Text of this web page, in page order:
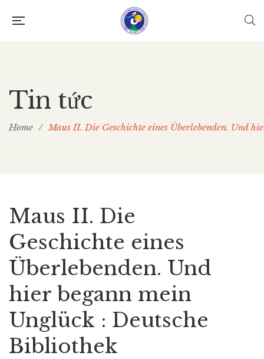
Tin tức
Home / Maus II. Die Geschichte eines Überlebenden. Und
Maus II. Die
Geschichte eines
Überlebenden. Und
hier begann mein
Unglück : Deutsche
Bibliothek